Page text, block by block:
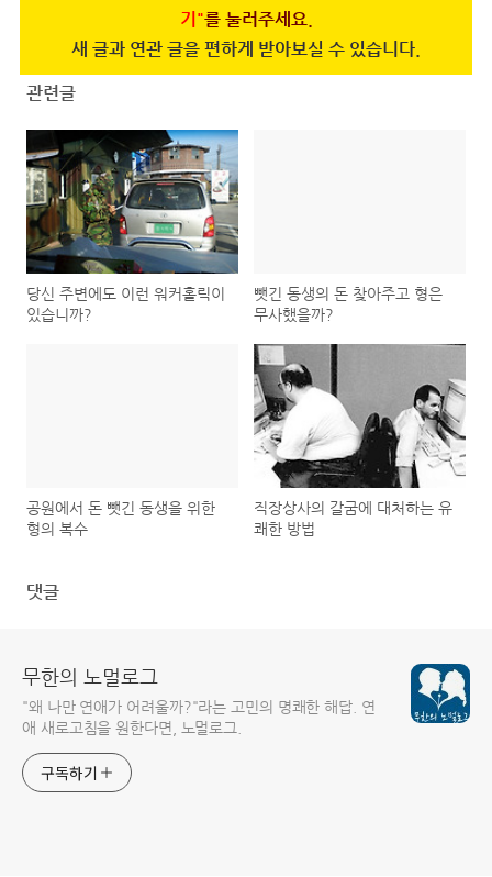
기"를 눌러주세요.
새 글과 연관 글을 편하게 받아보실 수 있습니다.
관련글
당신 주변에도 이런 워커홀릭이
있습니까?
뺏긴 동생의 돈 찾아주고 형은
무사했을까?
공원에서 돈 뺏긴 동생을 위한
형의 복수
직장상사의 갈굼에 대처하는 유
쾌한 방법
댓글
무한의 노멀로그
"왜 나만 연애가 어려울까?"라는 고민의 명쾌한 해답. 연
애 새로고침을 원한다면, 노멀로그.
구독하기